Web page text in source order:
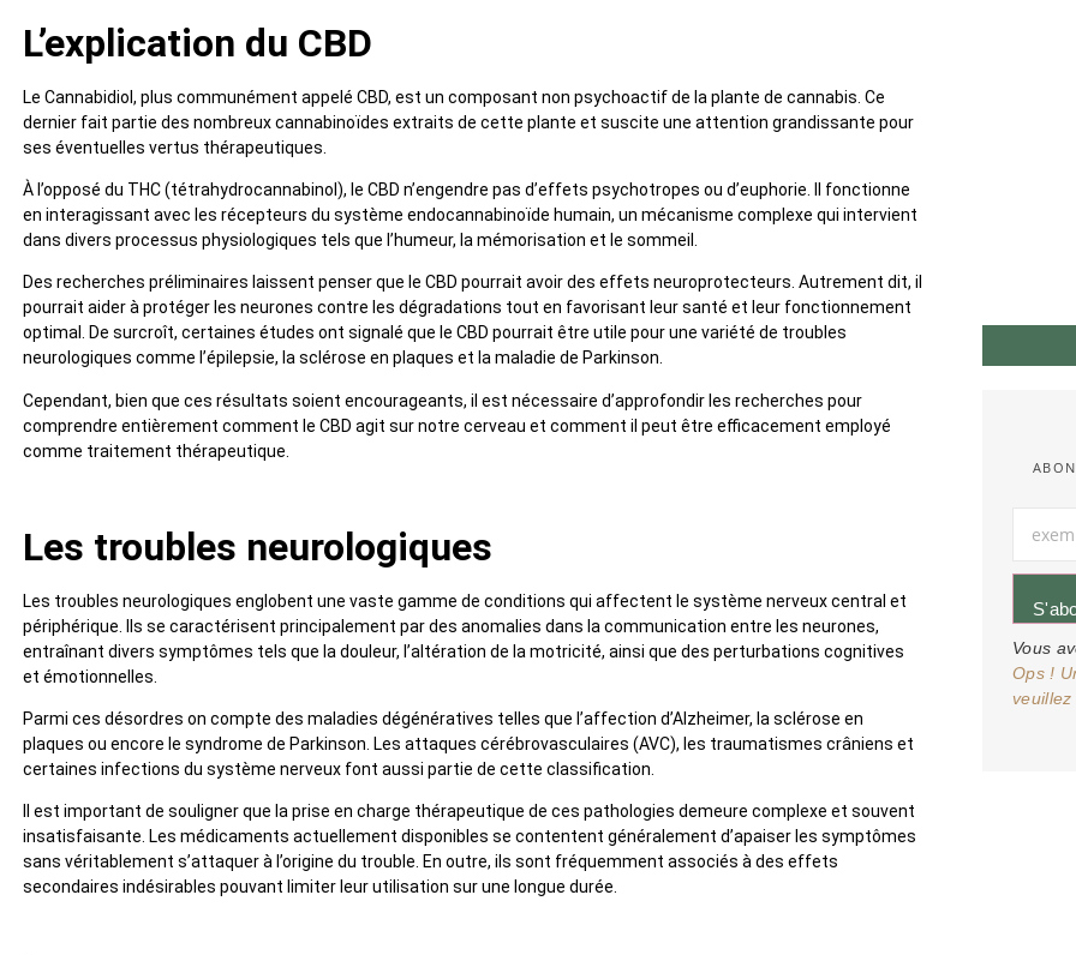
L’explication du CBD
Le Cannabidiol, plus communément appelé CBD, est un composant non psychoactif de la plante de cannabis. Ce
dernier fait partie des nombreux cannabinoïdes extraits de cette plante et suscite une attention grandissante pour
ses éventuelles vertus thérapeutiques.
À l’opposé du THC (tétrahydrocannabinol), le CBD n’engendre pas d’effets psychotropes ou d’euphorie. Il fonctionne
en interagissant avec les récepteurs du système endocannabinoïde humain, un mécanisme complexe qui intervient
dans divers processus physiologiques tels que l’humeur, la mémorisation et le sommeil.
Des recherches préliminaires laissent penser que le CBD pourrait avoir des effets neuroprotecteurs. Autrement dit, il
pourrait aider à protéger les neurones contre les dégradations tout en favorisant leur santé et leur fonctionnement
optimal. De surcroît, certaines études ont signalé que le CBD pourrait être utile pour une variété de troubles
neurologiques comme l’épilepsie, la sclérose en plaques et la maladie de Parkinson.
Cependant, bien que ces résultats soient encourageants, il est nécessaire d’approfondir les recherches pour
comprendre entièrement comment le CBD agit sur notre cerveau et comment il peut être efficacement employé
comme traitement thérapeutique.
Les troubles neurologiques
Les troubles neurologiques englobent une vaste gamme de conditions qui affectent le système nerveux central et
périphérique. Ils se caractérisent principalement par des anomalies dans la communication entre les neurones,
entraînant divers symptômes tels que la douleur, l’altération de la motricité, ainsi que des perturbations cognitives
et émotionnelles.
Parmi ces désordres on compte des maladies dégénératives telles que l’affection d’Alzheimer, la sclérose en
plaques ou encore le syndrome de Parkinson. Les attaques cérébrovasculaires (AVC), les traumatismes crâniens et
certaines infections du système nerveux font aussi partie de cette classification.
Il est important de souligner que la prise en charge thérapeutique de ces pathologies demeure complexe et souvent
insatisfaisante. Les médicaments actuellement disponibles se contentent généralement d’apaiser les symptômes
sans véritablement s’attaquer à l’origine du trouble. En outre, ils sont fréquemment associés à des effets
secondaires indésirables pouvant limiter leur utilisation sur une longue durée.
Vous
Ops !